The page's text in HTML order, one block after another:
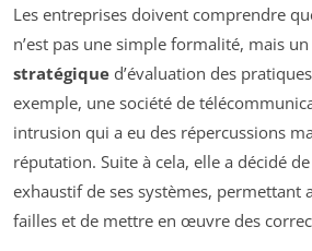
Les entreprises doivent comprendre
n’est pas une simple formalité, mais
stratégique d’évaluation des
exemple, une société de
intrusion qui a eu des répercussions
réputation. Suite à cela, elle a décidé
exhaustif de ses systèmes, permettant
failles et de mettre en œuvre des